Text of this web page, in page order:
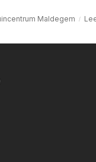
Maldegem